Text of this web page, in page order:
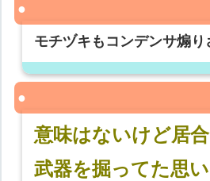
モチヅキもコンデンサ煽り
意味はないけど居
武器を掘ってた思